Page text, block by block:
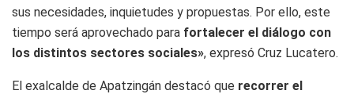
sus necesidades, inquietudes y propuestas. Por ello, este
tiempo será aprovechado para fortalecer el diálogo con
los distintos sectores sociales», expresó Cruz Lucatero.
El exalcalde de Apatzingán destacó que recorrer el